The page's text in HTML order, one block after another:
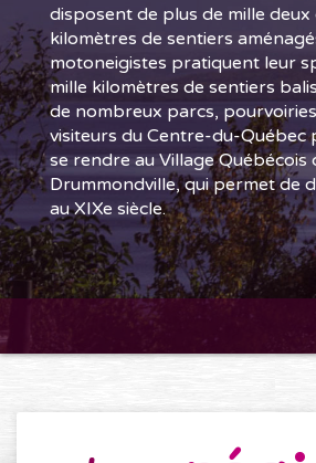
disposent de plus de mille deux
kilomètres de sentiers
motoneigistes pratiquent leur
mille kilomètres de sentiers
de nombreux parcs, pourvoiries
visiteurs du Centre-du-Québec
se rendre au Village Québécois
Drummondville, qui permet de
au XIXe siècle.